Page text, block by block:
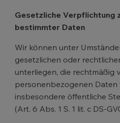
Gesetzliche Verpflichtung
bestimmter Daten
Wir können unter
gesetzlichen oder
unterliegen, die rechtmäßig
personenbezogenen Daten
insbesondere öffentliche
(Art. 6 Abs. 1 S. 1 lit. c DS-